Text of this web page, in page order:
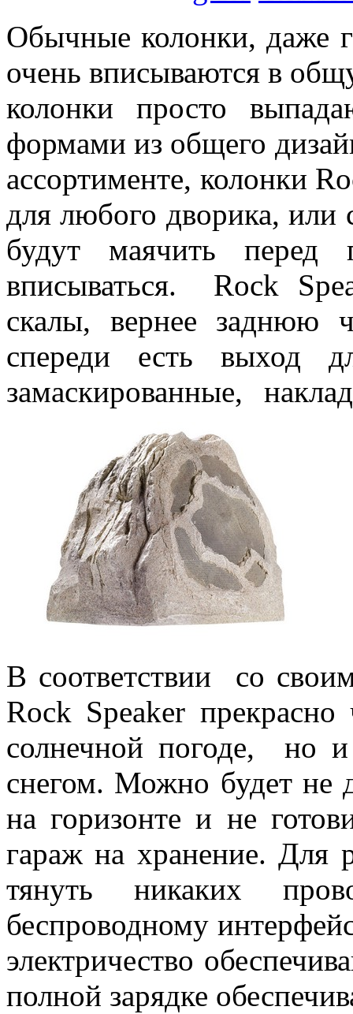
Обычные колонки, даже
очень вписываются в
колонки просто
формами из общего
ассортименте, колонки
для любого дворика, или
будут маячить перед
вписываться. Rock
скалы, вернее заднюю
спереди есть выход
замаскированные,
В соответствии со
Rock Speaker
солнечной погоде, но
снегом. Можно будет не
на горизонте и не
гараж на хранение. Для
тянуть никаких
беспроводному
электричество
полной зарядке